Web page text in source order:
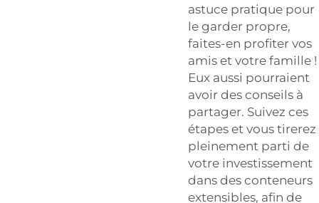
astuce pratique pour
le garder propre,
faites-en profiter vos
amis et votre famille !
Eux aussi pourraient
avoir des conseils à
partager. Suivez ces
étapes et vous tirerez
pleinement parti de
votre investissement
dans des conteneurs
extensibles, afin de